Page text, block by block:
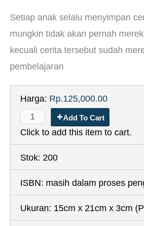
Setiap anak selalu menyimpan
mungkin tidak akan pernah
kecuali cerita tersebut sudah
pembelajaran
Harga: Rp.125,000.00
Add To Cart
Click to add this item to cart.
Stok: 200
ISBN: masih dalam proses
Ukuran: 15cm x 21cm x 3cm